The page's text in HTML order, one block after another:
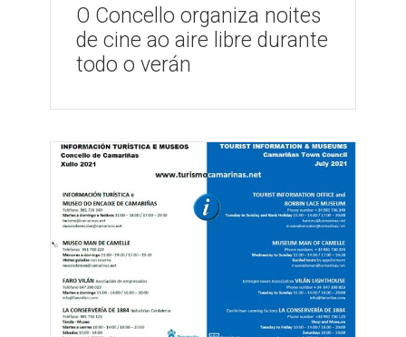
O Concello organiza noites
de cine ao aire libre durante
todo o verán